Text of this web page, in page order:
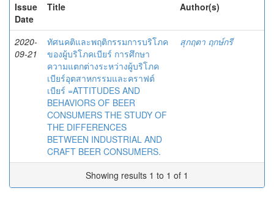
Issue
Date
Title Author(s)
2020-
09-21
ทัศนคติและพฤติกรรมการบริโภค
ของผู้บริโภคเบียร์ การศึกษา
ความแตกต่างระหว่างผู้บริโภค
เบียร์อุตสาหกรรมและคราฟต์
เบียร์ =ATTITUDES AND
BEHAVIORS OF BEER
CONSUMERS THE STUDY OF
THE DIFFERENCES
BETWEEN INDUSTRIAL AND
CRAFT BEER CONSUMERS.
สุกฤตา ฤกษ์กรี
Showing results 1 to 1 of 1